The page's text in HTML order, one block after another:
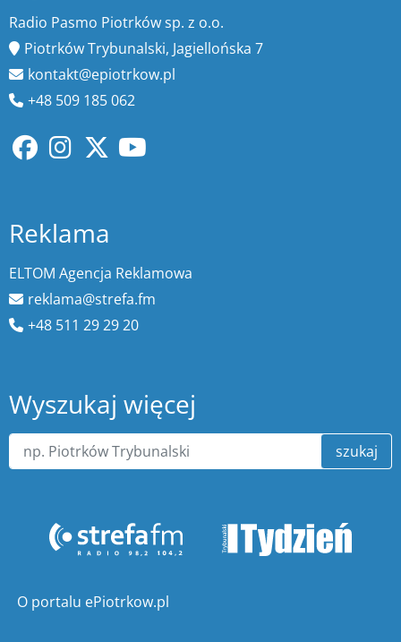
Radio Pasmo Piotrków sp. z o.o.
Piotrków Trybunalski, Jagiellońska 7
kontakt@epiotrkow.pl
+48 509 185 062
Reklama
ELTOM Agencja Reklamowa
reklama@strefa.fm
+48 511 29 29 20
Wyszukaj więcej
szukaj
O portalu ePiotrkow.pl